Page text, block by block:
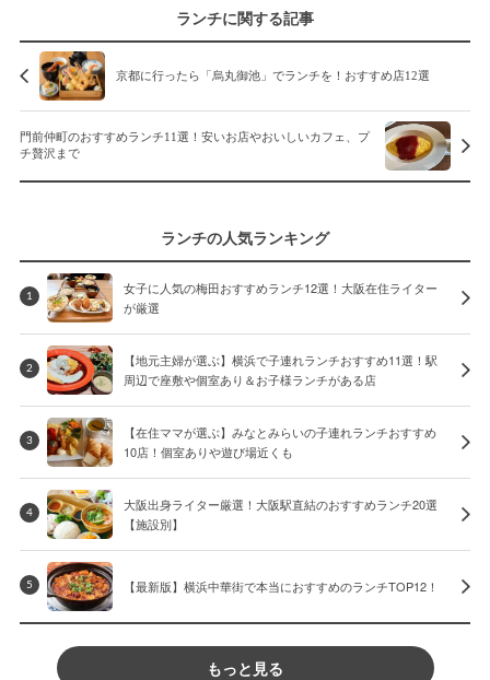
ランチに関する記事
京都に行ったら「烏丸御池」でランチを！おすすめ店12選
門前仲町のおすすめランチ11選！安いお店やおいしいカフェ、プ
チ贅沢まで
ランチの人気ランキング
1
女子に人気の梅田おすすめランチ12選！大阪在住ライター
が厳選
2
【地元主婦が選ぶ】横浜で子連れランチおすすめ11選！駅
周辺で座敷や個室あり＆お子様ランチがある店
3
【在住ママが選ぶ】みなとみらいの子連れランチおすすめ
10店！個室ありや遊び場近くも
4
大阪出身ライター厳選！大阪駅直結のおすすめランチ20選
【施設別】
5 【最新版】横浜中華街で本当におすすめのランチTOP12！
もっと見る